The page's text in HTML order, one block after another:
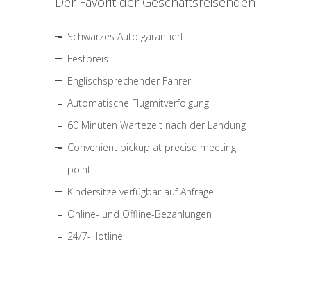
Schwarzes Auto garantiert
Festpreis
Englischsprechender Fahrer
Automatische Flugmitverfolgung
60 Minuten Wartezeit nach der Landung
Convenient pickup at precise meeting
point
Kindersitze verfügbar auf Anfrage
Online- und Offline-Bezahlungen
24/7-Hotline